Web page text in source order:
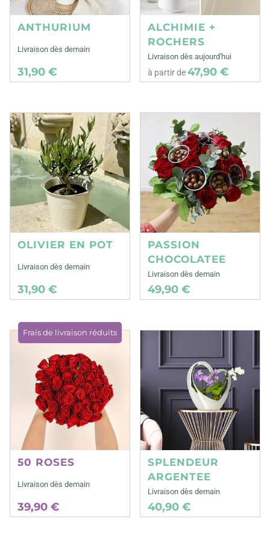
ANTHURIUM
Livraison dès demain
31,90 €
ALCHIMIE +
ROCHERS
Livraison dès aujourd'hui
à partir de47,90 €
OLIVIER EN POT
Livraison dès demain
31,90 €
PASSION
CHOCOLATEE
Livraison dès demain
49,90 €
Frais de livraison réduits
50 ROSES
Livraison dès demain
39,90 €
SPLENDEUR
ARGENTEE
Livraison dès demain
40,90 €